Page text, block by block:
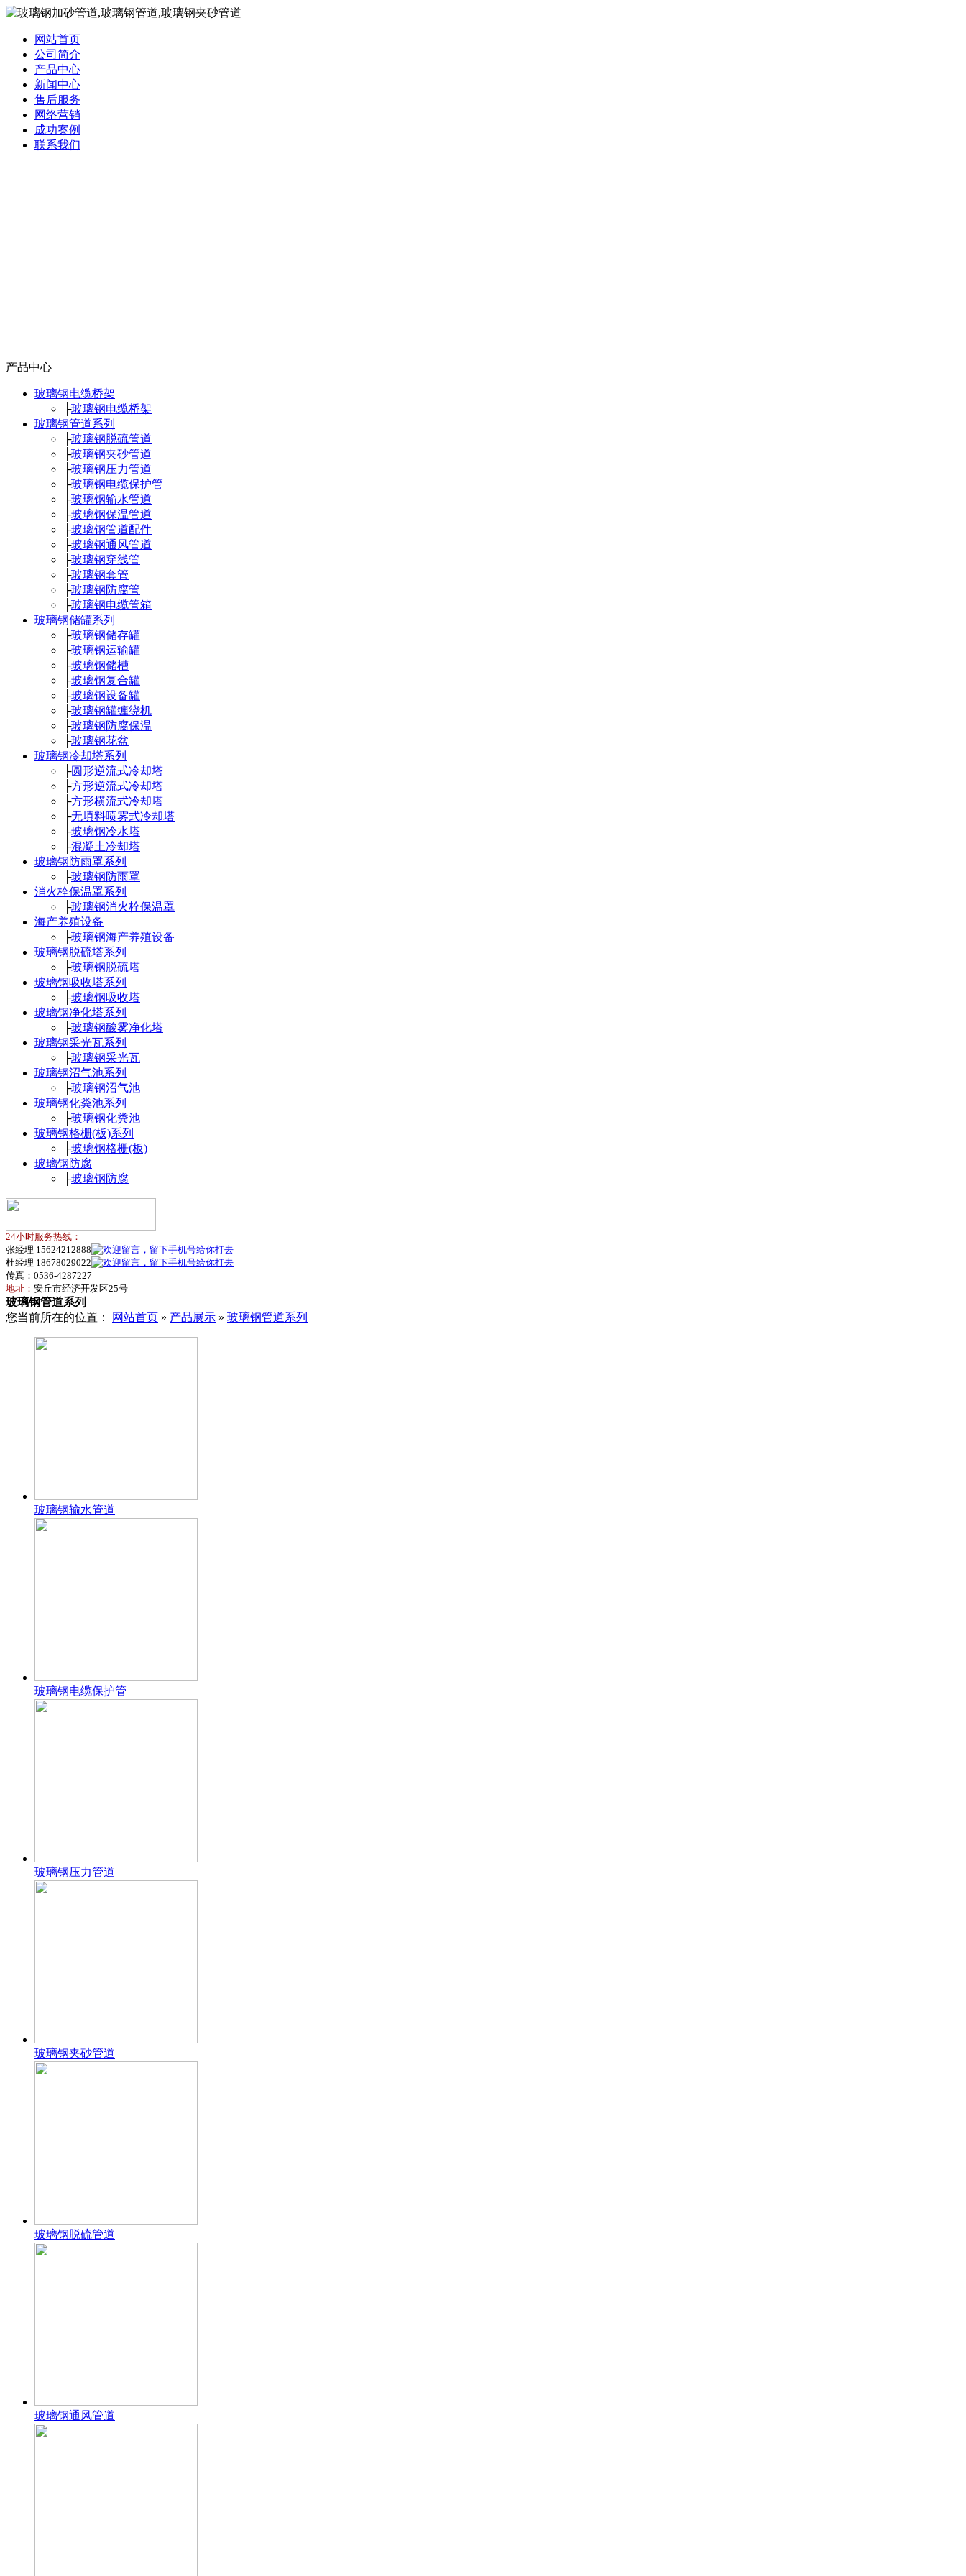
网站首页
公司简介
产品中心
新闻中心
售后服务
网络营销
成功案例
联系我们
产品中心
玻璃钢电缆桥架
├玻璃钢电缆桥架
玻璃钢管道系列
├玻璃钢脱硫管道
├玻璃钢夹砂管道
├玻璃钢压力管道
├玻璃钢电缆保护管
├玻璃钢输水管道
├玻璃钢保温管道
├玻璃钢管道配件
├玻璃钢通风管道
├玻璃钢穿线管
├玻璃钢套管
├玻璃钢防腐管
├玻璃钢电缆管箱
玻璃钢储罐系列
├玻璃钢储存罐
├玻璃钢运输罐
├玻璃钢储槽
├玻璃钢复合罐
├玻璃钢设备罐
├玻璃钢罐缠绕机
├玻璃钢防腐保温
├玻璃钢花盆
玻璃钢冷却塔系列
├圆形逆流式冷却塔
├方形逆流式冷却塔
├方形横流式冷却塔
├无填料喷雾式冷却塔
├玻璃钢冷水塔
├混凝土冷却塔
玻璃钢防雨罩系列
├玻璃钢防雨罩
消火栓保温罩系列
├玻璃钢消火栓保温罩
海产养殖设备
├玻璃钢海产养殖设备
玻璃钢脱硫塔系列
├玻璃钢脱硫塔
玻璃钢吸收塔系列
├玻璃钢吸收塔
玻璃钢净化塔系列
├玻璃钢酸雾净化塔
玻璃钢采光瓦系列
├玻璃钢采光瓦
玻璃钢沼气池系列
├玻璃钢沼气池
玻璃钢化粪池系列
├玻璃钢化粪池
玻璃钢格栅(板)系列
├玻璃钢格栅(板)
玻璃钢防腐
├玻璃钢防腐
24小时服务热线：
张经理 15624212888
杜经理 18678029022
传真：0536-4287227
地址： 安丘市经济开发区25号
玻璃钢管道系列
您当前所在的位置：
网站首页 » 产品展示 » 玻璃钢管道系列
玻璃钢输水管道
玻璃钢电缆保护管
玻璃钢压力管道
玻璃钢夹砂管道
玻璃钢脱硫管道
玻璃钢通风管道